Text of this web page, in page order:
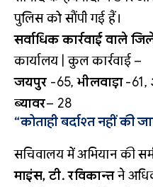
पुलिस को सौंपी गई हैं।
सर्वाधिक कार्रवाई वाले
कार्यालय | कुल कार्रवाई –
जयपुर -65,भीलवाड़ा-61,
ब्यावर– 28
“कोताही बर्दाश्त नहीं की
सचिवालय में अभियान की
माइंस, टी. रविकान्तने